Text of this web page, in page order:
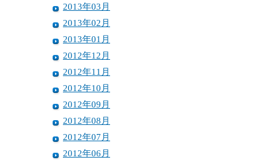
2013年03月
2013年02月
2013年01月
2012年12月
2012年11月
2012年10月
2012年09月
2012年08月
2012年07月
2012年06月